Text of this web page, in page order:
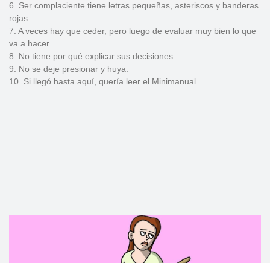
6. Ser complaciente tiene letras pequeñas, asteriscos y banderas
rojas.
7. A veces hay que ceder, pero luego de evaluar muy bien lo que
va a hacer.
8. No tiene por qué explicar sus decisiones.
9. No se deje presionar y huya.
10. Si llegó hasta aquí, quería leer el Minimanual.